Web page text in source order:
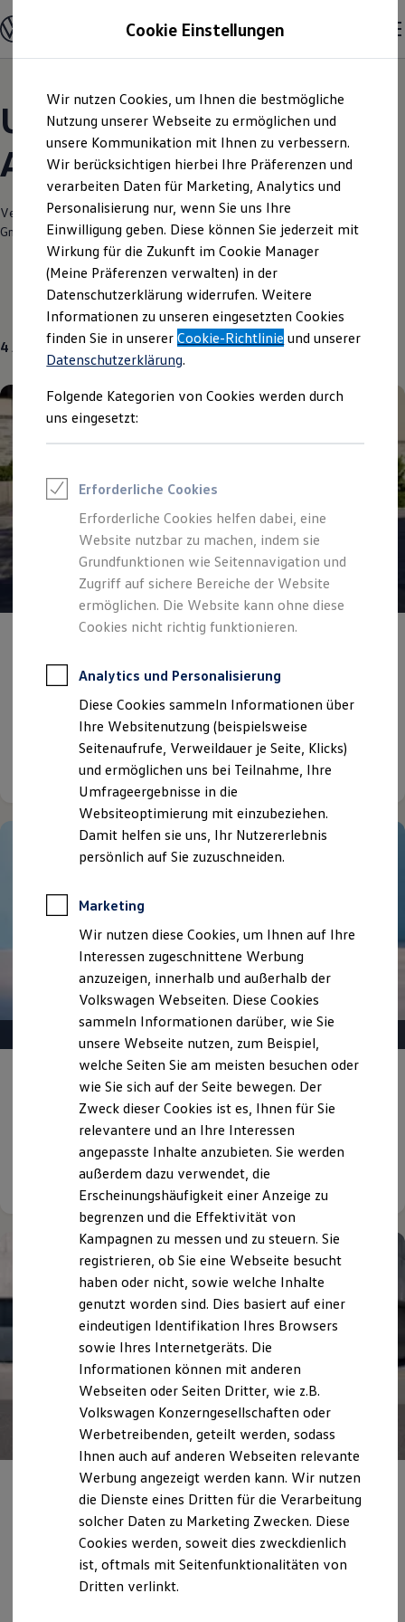
Hauptinhalt
springen
Footer
springen
Modelle und Konfigurator
Konfigurator
Modelle vergleichen
Elektroautos
ENERGY Sondermodelle
Nutzfahrzeuge
SUV und CUV
Familienautos
Kombis
Kompaktwagen
Sportwagen
Schnell verfügbare Fahrzeuge
Angebote und Produkte
Aktuelle Angebote
E-Auto-Förderung
Volkswagen Marktplatz
Die ENERGY Sondermodelle
Junge Gebrauchtwagen und Gebrauchtwagen
Volkswagen Zertifizierte Gebrauchtwagen
Elektromobilität bei Gebrauchtwagen
Saisonangebote
Reifenpakete
Leasing
Leasing-Angebote
Elektroauto Leasing
Kleinwagen-Leasing
Leasing ohne Anzahlung
Finanzierung
Autokredit mit Schlussrate
Versicherungen und Garantien
Kfz-Versicherung
Restschuldversicherungen
Garantien
Professional Class bei Volkswagen
Behörden
Direktkunden
Sonderfahrzeuge
Anpfiff zum Gewinn
Elektromobilität
Elektroautos
ID. Tutorials
Elektrofahrzeugkonzepte
ID. EVERY1
Reichweite
Rekuperation
Laden unterwegs
Laden Zuhause
Ladestationen finden
Ladezeitensimulator
Batterie
Sicherheit
Nachhaltigkeit
Technologie
Kosten und Kauf
Kaufoptionen
E-Auto-Förderung
Software und Konnektivität
Die ID. Software 6
ID. Software Versionen und Updates
Digitale Extras
Schnittstellen zu Ihrem ID.
Hybridautos
Marke und Erlebnis
Volkswagen R und R Experience
R-Modelle
R Experience
Driving Experience
Volkswagen entdecken
Werkbesichtigung
Lifestyle Shop
T-Roc Kollektion
Golf Kollektion
ID. Kollektion
Volkswagen Kollektion
R-Kollektion
GTI Kollektion
Fußball Drop
we drive football
#wedriveproud
Besitzer und Service
Software Updates
Service und Ersatzteile
Unsere aktuellen
Angebote und mehr
Verantwortlich für die Inhalte auf dieser Seite ist die Auto-Zellmann
GmbH
Impressum & Rechtliches)
Gebrauchtwagen
4 Angebote
Angebote für Menschen mit Behinderung
Günstige Raten bei nur 0,99 % effektivem Jahreszins!
Details ansehen
Gepflegt, geprüft und für gut befunden.
Volkswagen Zertifizierte
Gebrauchtwagen.
Details ansehen
Staatliche Förderung, Steuervorteile und
intelligente Stromtarife – jetzt über die
neuen ID. Modelle informieren.
Cookie Einstellungen
Wir nutzen Cookies, um Ihnen die bestmögliche
Nutzung unserer Webseite zu ermöglichen und
unsere Kommunikation mit Ihnen zu verbessern.
Wir berücksichtigen hierbei Ihre Präferenzen und
verarbeiten Daten für Marketing, Analytics und
Personalisierung nur, wenn Sie uns Ihre
Einwilligung geben. Diese können Sie jederzeit mit
Wirkung für die Zukunft im Cookie Manager
(Meine Präferenzen verwalten) in der
Datenschutzerklärung widerrufen. Weitere
Informationen zu unseren eingesetzten Cookies
finden Sie in unsererCookie-Richtlinie und unserer
Datenschutzerklärung.
Folgende Kategorien von Cookies werden durch
uns eingesetzt:
Erforderliche Cookies
Erforderliche Cookies helfen dabei, eine
Website nutzbar zu machen, indem sie
Grundfunktionen wie Seitennavigation und
Zugriff auf sichere Bereiche der Website
ermöglichen. Die Website kann ohne diese
Cookies nicht richtig funktionieren.
Analytics und Personalisierung
Diese Cookies sammeln Informationen über
Ihre Websitenutzung (beispielsweise
Seitenaufrufe, Verweildauer je Seite, Klicks)
und ermöglichen uns bei Teilnahme, Ihre
Umfrageergebnisse in die
Websiteoptimierung mit einzubeziehen.
Damit helfen sie uns, Ihr Nutzererlebnis
persönlich auf Sie zuzuschneiden.
Marketing
Wir nutzen diese Cookies, um Ihnen auf Ihre
Interessen zugeschnittene Werbung
anzuzeigen, innerhalb und außerhalb der
Volkswagen Webseiten. Diese Cookies
sammeln Informationen darüber, wie Sie
unsere Webseite nutzen, zum Beispiel,
welche Seiten Sie am meisten besuchen oder
wie Sie sich auf der Seite bewegen. Der
Zweck dieser Cookies ist es, Ihnen für Sie
relevantere und an Ihre Interessen
angepasste Inhalte anzubieten. Sie werden
außerdem dazu verwendet, die
Erscheinungshäufigkeit einer Anzeige zu
begrenzen und die Effektivität von
Kampagnen zu messen und zu steuern. Sie
registrieren, ob Sie eine Webseite besucht
haben oder nicht, sowie welche Inhalte
genutzt worden sind. Dies basiert auf einer
eindeutigen Identifikation Ihres Browsers
sowie Ihres Internetgeräts. Die
Informationen können mit anderen
Webseiten oder Seiten Dritter, wie z.B.
Volkswagen Konzerngesellschaften oder
Werbetreibenden, geteilt werden, sodass
Ihnen auch auf anderen Webseiten relevante
Werbung angezeigt werden kann. Wir nutzen
die Dienste eines Dritten für die Verarbeitung
solcher Daten zu Marketing Zwecken. Diese
Cookies werden, soweit dies zweckdienlich
ist, oftmals mit Seitenfunktionalitäten von
Dritten verlinkt.